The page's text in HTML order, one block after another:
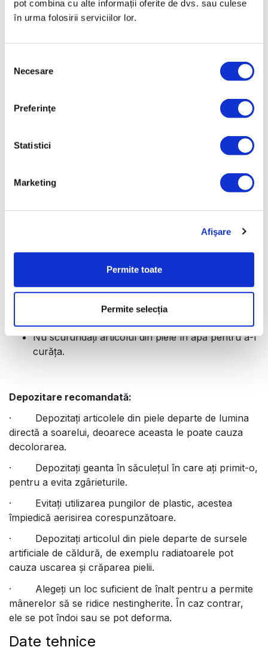
pot combina cu alte informații oferite de dvs. sau culese
în urma folosirii serviciilor lor.
consimțământului
Necesare
Preferinţe
Statistici
Marketing
Afişare
Permite toate
Permite selecția
de cumpărături Munich Rose deoarece poate duce la
decolorarea culorii. Utilizați numai produse de îngrijire
Curățați periodic articolul din piele cu o perie sau
Aerisiți periodic articolul din piele.
repede.
Uscați articolul din piele umedă în mod natural,
departe de căldura artificială.
Nu spălați articolul din piele la mașină.
Nu udați articolul din piele, pe cât este posibil.
calorifer sau cu un uscător de păr.
Nu uscați articolul din piele în uscător.
Nu călcați articolul din piele.
Nu scufundați articolul din piele în apă pentru a-l
curăța.
Depozitare recomandată:
· Depozitați articolele din piele departe de lumina
directă a soarelui, deoarece aceasta le poate cauza
decolorarea.
· Depozitați geanta în săculețul în care ați primit-o,
pentru a evita zgârieturile.
· Evitați utilizarea pungilor de plastic, acestea
împiedică aerisirea corespunzătoare.
· Depozitați articolul din piele departe de sursele
artificiale de căldură, de exemplu radiatoarele pot
cauza uscarea și crăparea pielii.
· Alegeți un loc suficient de înalt pentru a permite
mânerelor să se ridice nestingherite. În caz contrar,
ele se pot îndoi sau se pot deforma.
Date tehnice